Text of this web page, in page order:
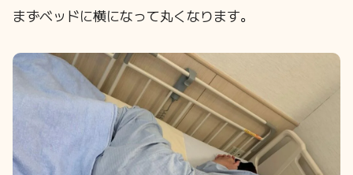
まずベッドに横になって丸くなります。